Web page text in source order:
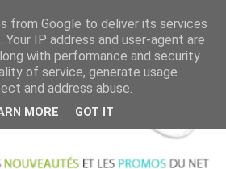
from Google to deliver its services
IP address and user-agent are
with performance and security
of service, generate usage
and address abuse.
MORE GOT IT